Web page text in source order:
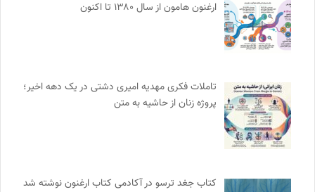
ارغنون هامون از سال ۱۳۸۰ تا اکنون
تاملات فکری مهدیه امیری دشتی در یک دهه اخیر؛
پروژه زنان از حاشیه به متن
کتاب جغد ترسو در آکادمی کتاب ارغنون نوشته شد